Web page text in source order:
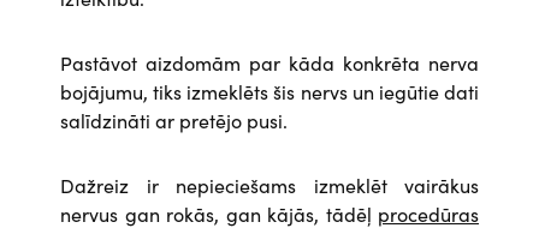
Pastāvot aizdomām par kāda konkrēta nerva
bojājumu, tiks izmeklēts šis nervs un iegūtie dati
salīdzināti ar pretējo pusi.
Dažreiz ir nepieciešams izmeklēt vairākus
nervus gan rokās, gan kājās, tādēļ procedūras